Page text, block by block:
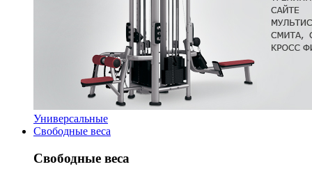
Универсальные
Свободные веса
Свободные веса